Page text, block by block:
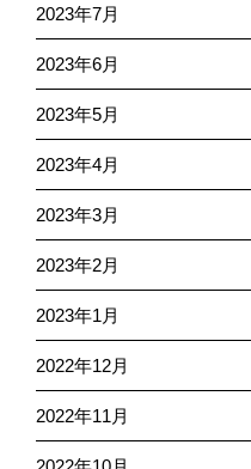
2023年7月
2023年6月
2023年5月
2023年4月
2023年3月
2023年2月
2023年1月
2022年12月
2022年11月